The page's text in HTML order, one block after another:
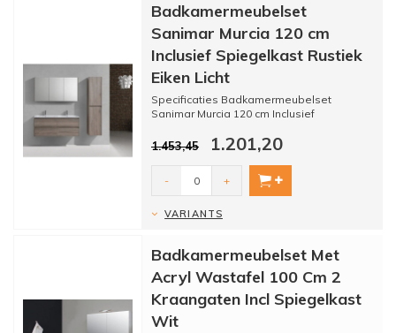
Badkamermeubelset
Sanimar Murcia 120 cm
Inclusief Spiegelkast Rustiek
Eiken Licht
Specificaties Badkamermeubelset
Sanimar Murcia 120 cm Inclusief
- ...
1.453,45 1.201,20
- +
VARIANTS
Badkamermeubelset Met
Acryl Wastafel 100 Cm 2
Kraangaten Incl Spiegelkast
Wit